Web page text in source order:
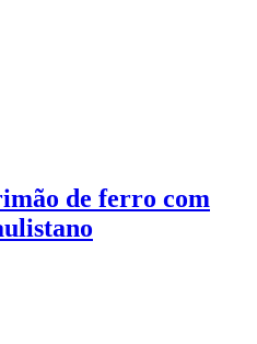
de ferro com